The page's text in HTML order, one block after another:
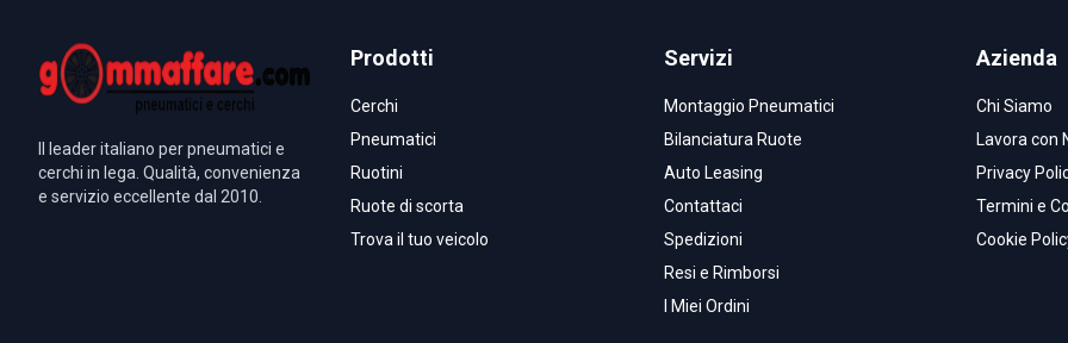
Il leader italiano per pneumatici e
cerchi in lega. Qualità, convenienza
e servizio eccellente dal 2010.
Prodotti
Cerchi
Pneumatici
Ruotini
Ruote di scorta
Trova il tuo veicolo
Servizi
Montaggio Pneumatici
Bilanciatura Ruote
Auto Leasing
Contattaci
Spedizioni
Resi e Rimborsi
I Miei Ordini
Azienda
Chi Siamo
Lavora con
Privacy
Termini e
Cookie